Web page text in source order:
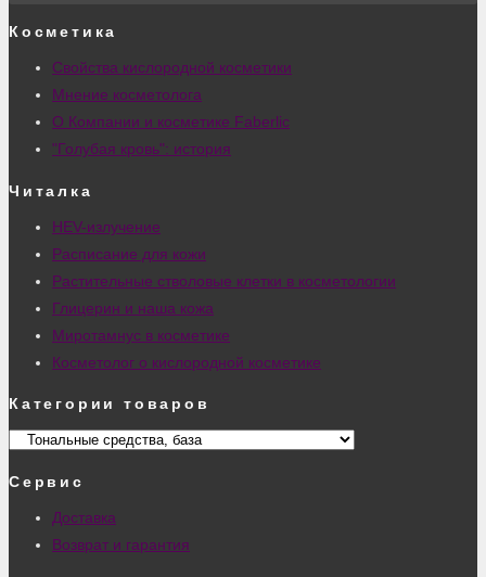
Косметика
Свойства кислородной косметики
Мнение косметолога
О Компании и косметике Faberlic
"Голубая кровь": история
Читалка
HEV-излучение
Расписание для кожи
Растительные стволовые клетки в косметологии
Глицерин и наша кожа
Миротамнус в косметике
Косметолог о кислородной косметике
Категории товаров
Сервис
Доставка
Возврат и гарантия